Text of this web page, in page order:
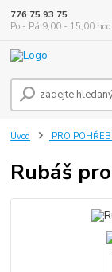
776 75 93 75
Po - Pá 9,00 - 15,00 hod.
Úvod PRO
Rubáš